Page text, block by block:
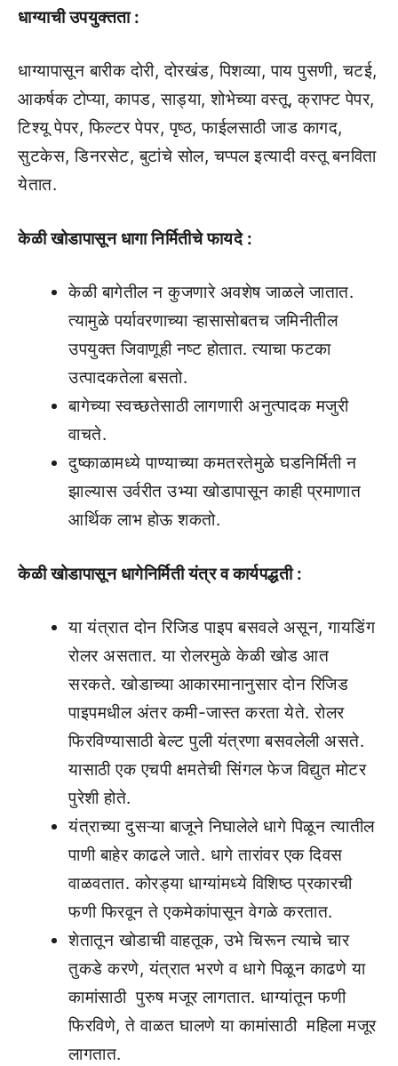
धाग्याची उपयुक्तता :
धाग्यापासून बारीक दोरी, दोरखंड, पिशव्या, पाय पुसणी, चटई,
आकर्षक टोप्या, कापड, साड्या, शोभेच्या वस्तू, क्राफ्ट पेपर,
टिश्‍यू पेपर, फिल्टर पेपर, पृष्ठ, फाईलसाठी जाड कागद,
सुटकेस, डिनरसेट, बुटांचे सोल, चप्पल इत्यादी वस्तू बनविता
येतात.
केळी खोडापासून धागा निर्मितीचे फायदे :
केळी बागेतील न कुजणारे अवशेष जाळले जातात.
त्यामुळे पर्यावरणाच्या ऱ्हासासोबतच जमिनीतील
उपयुक्त जिवाणूही नष्ट होतात. त्याचा फटका
उत्पादकतेला बसतो.
बागेच्या स्वच्छतेसाठी लागणारी अनुत्पादक मजुरी
वाचते.
दुष्काळामध्ये पाण्याच्या कमतरतेमुळे घडनिर्मिती न
झाल्यास उर्वरीत उभ्या खोडापासून काही प्रमाणात
आर्थिक लाभ होऊ शकतो.
केळी खोडापासून धागेनिर्मिती यंत्र व कार्यपद्धती :
या यंत्रात दोन रिजिड पाइप बसवले असून, गायडिंग
रोलर असतात. या रोलरमुळे केळी खोड आत
सरकते. खोडाच्या आकारमानानुसार दोन रिजिड
पाइपमधील अंतर कमी-जास्त करता येते. रोलर
फिरविण्यासाठी बेल्ट पुली यंत्रणा बसवलेली असते.
यासाठी एक एचपी क्षमतेची सिंगल फेज विद्युत मोटर
पुरेशी होते.
यंत्राच्या दुसऱ्या बाजूने निघालेले धागे पिळून त्यातील
पाणी बाहेर काढले जाते. धागे तारांवर एक दिवस
वाळवतात. कोरड्या धाग्यांमध्ये विशिष्ठ प्रकारची
फणी फिरवून ते एकमेकांपासून वेगळे करतात.
शेतातून खोडाची वाहतूक, उभे चिरून त्याचे चार
तुकडे करणे, यंत्रात भरणे व धागे पिळून काढणे या
कामांसाठी पुरुष मजूर लागतात. धाग्यांतून फणी
फिरविणे, ते वाळत घालणे या कामांसाठी महिला मजूर
लागतात.